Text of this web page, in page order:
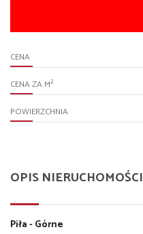
CENA
CENA ZA M2
POWIERZCHNIA
OPIS NIERUCHOMOŚCI
Piła - Górne